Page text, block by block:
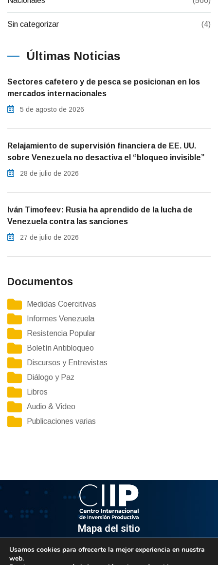
Sin categorizar (4)
Últimas Noticias
Sectores cafetero y de pesca se posicionan en los
mercados internacionales
5 de agosto de 2026
Relajamiento de supervisión financiera de EE. UU.
sobre Venezuela no desactiva el “bloqueo invisible”
28 de julio de 2026
Iván Timofeev: Rusia ha aprendido de la lucha de
Venezuela contra las sanciones
27 de julio de 2026
Documentos
Medidas Coercitivas
Informes Venezuela
Resistencia Popular
Boletín Antibloqueo
Discursos y Entrevistas
Diálogo y Paz
Libros
Audio & Video
Publicaciones varias
Mapa del sitio
Usamos cookies para ofrecerte la mejor experiencia en nuestra
web.